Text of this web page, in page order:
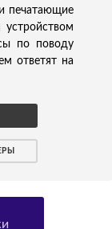
печатающие
по поводу
ответят на